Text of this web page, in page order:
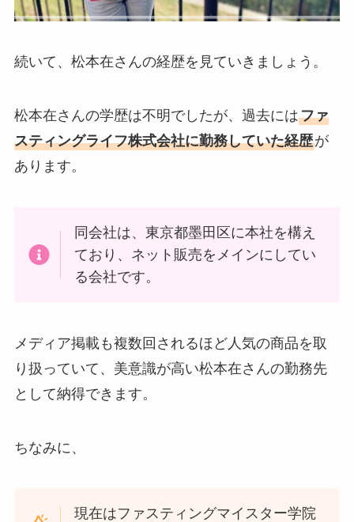
続いて、松本在さんの経歴を見ていきましょう。
松本在さんの学歴は不明でしたが、過去にはファ
スティングライフ株式会社に勤務していた経歴が
あります。
同会社は、東京都墨田区に本社を構え
ており、ネット販売をメインにしてい
る会社です。
メディア掲載も複数回されるほど人気の商品を取
り扱っていて、美意識が高い松本在さんの勤務先
として納得できます。
ちなみに、
現在はファスティングマイスター学院